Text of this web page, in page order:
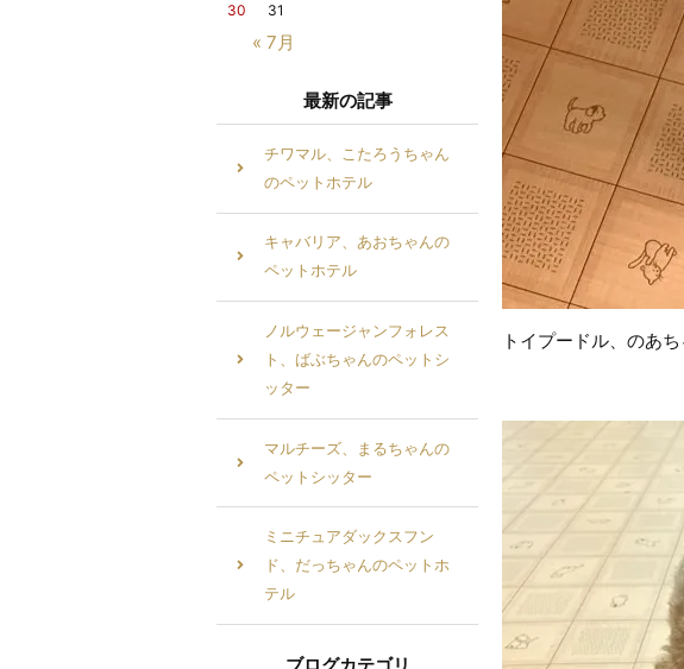
トイプードル、のあ
« 7月
30
31
最新の記事
チワマル、こたろうちゃん
のペットホテル
キャバリア、あおちゃんの
ペットホテル
ノルウェージャンフォレス
ト、ばぶちゃんのペットシ
ッター
マルチーズ、まるちゃんの
ペットシッター
ミニチュアダックスフン
ド、だっちゃんのペットホ
テル